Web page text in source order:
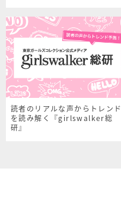
読者のリアルな声からトレンド
を読み解く『girlswalker総
研』